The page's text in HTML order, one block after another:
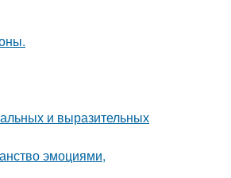
и выразительных
эмоциями,